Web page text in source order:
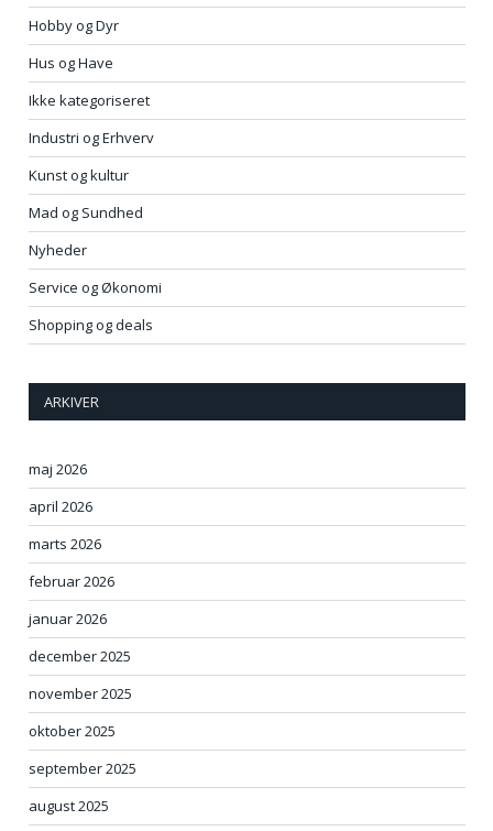
Hobby og Dyr
Hus og Have
Ikke kategoriseret
Industri og Erhverv
Kunst og kultur
Mad og Sundhed
Nyheder
Service og Økonomi
Shopping og deals
ARKIVER
maj 2026
april 2026
marts 2026
februar 2026
januar 2026
december 2025
november 2025
oktober 2025
september 2025
august 2025